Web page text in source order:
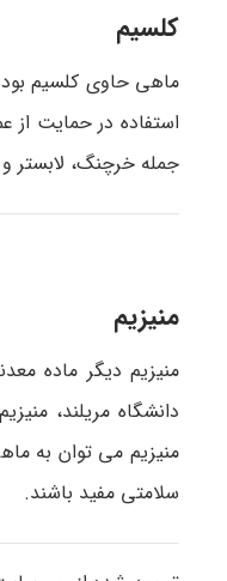
کلسیم
ماهی حاوی کلسیم
استفاده در حمایت از
جمله خرچنگ، لابستر
منیزیم
منیزیم دیگر ماده
منیزیم می توان به
سلامتی مفید باشند.